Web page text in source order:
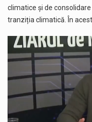
climatice și de
tranziția climatică. În acest